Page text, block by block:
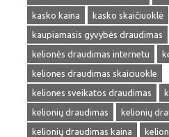
kasko kaina
kasko skaičiuoklė
kaupiamasis gyvybės draudimas
kelionės draudimas internetu
keliones draudimas skaiciuokle
keliones sveikatos draudimas
kelionių draudimas
kelionių
kelionių draudimas kaina